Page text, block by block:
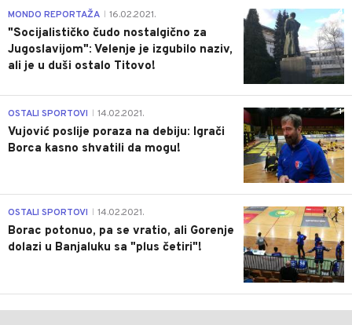
4
MONDO REPORTAŽA 16.02.2021.
"Socijalističko čudo nostalgično za
Jugoslavijom": Velenje je izgubilo naziv,
ali je u duši ostalo Titovo!
1
OSTALI SPORTOVI 14.02.2021.
Vujović poslije poraza na debiju: Igrači
Borca kasno shvatili da mogu!
3
OSTALI SPORTOVI 14.02.2021.
Borac potonuo, pa se vratio, ali Gorenje
dolazi u Banjaluku sa "plus četiri"!